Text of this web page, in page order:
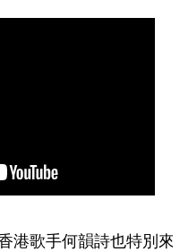
港歌手何韻詩也特別來